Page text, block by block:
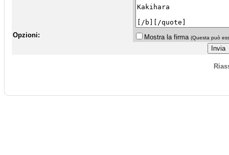
Opzioni: Mostra la firma (Questa può